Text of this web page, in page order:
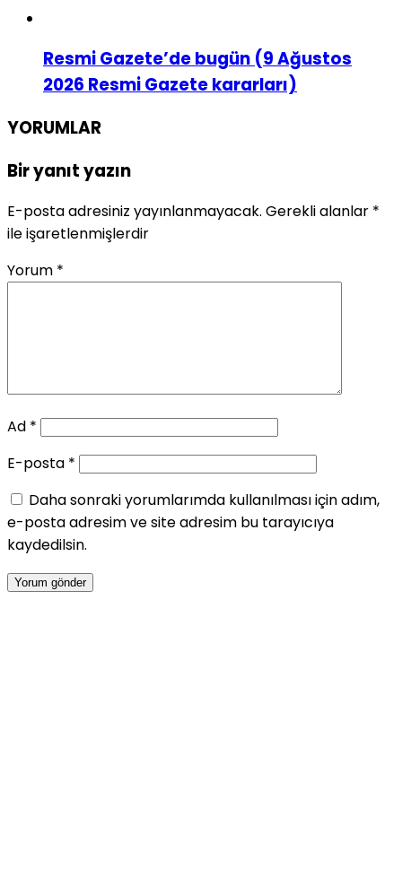
Resmi Gazete’de bugün (9 Ağustos
2026 Resmi Gazete kararları)
YORUMLAR
Bir yanıt yazın
E-posta adresiniz yayınlanmayacak. Gerekli alanlar *
ile işaretlenmişlerdir
Yorum *
Ad *
E-posta *
Daha sonraki yorumlarımda kullanılması için adım,
e-posta adresim ve site adresim bu tarayıcıya
kaydedilsin.